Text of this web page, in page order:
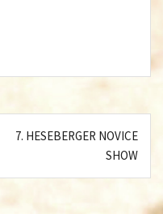
7. HESEBERGER NOVICE
SHOW